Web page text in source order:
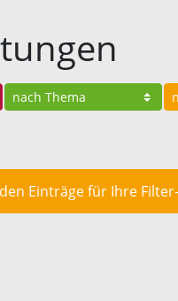
Einträge für Ihre